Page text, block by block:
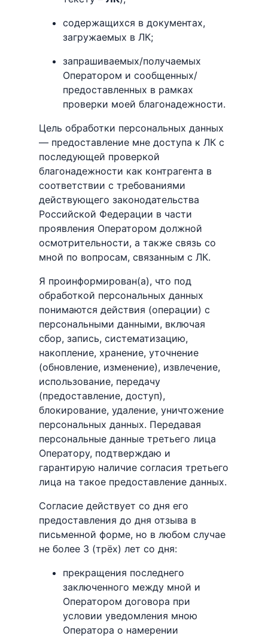
содержащихся в документах,
загружаемых в ЛК;
запрашиваемых/получаемых
Оператором и сообщенных/
предоставленных в рамках
проверки моей благонадежности.
Цель обработки персональных данных
— предоставление мне доступа к ЛК с
последующей проверкой
благонадежности как контрагента в
соответствии с требованиями
действующего законодательства
Российской Федерации в части
проявления Оператором должной
осмотрительности, а также связь со
мной по вопросам, связанным с ЛК.
Я проинформирован(а), что под
обработкой персональных данных
понимаются действия (операции) с
персональными данными, включая
сбор, запись, систематизацию,
накопление, хранение, уточнение
(обновление, изменение), извлечение,
использование, передачу
(предоставление, доступ),
блокирование, удаление, уничтожение
персональных данных. Передавая
персональные данные третьего лица
Оператору, подтверждаю и
гарантирую наличие согласия третьего
лица на такое предоставление данных.
Согласие действует со дня его
предоставления до дня отзыва в
письменной форме, но в любом случае
не более 3 (трёх) лет со дня:
прекращения последнего
заключенного между мной и
Оператором договора при
условии уведомления мною
Оператора о намерении